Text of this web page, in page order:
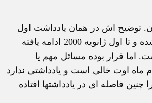
سال آخر قرن. توضیح اش در همان یادداشت اول
یعنی 5 نوامبر 98 آمده است. به این ترتیب یادداشتها سه ماه زودتر شروع شده و تا اول ژانویه 2000 ادامه یافته
اما قرار بوده مسائل مهم یا
ماه اوت خالی است و یادداشتی ندارد
فاصله ای در یادداشتها افتاده